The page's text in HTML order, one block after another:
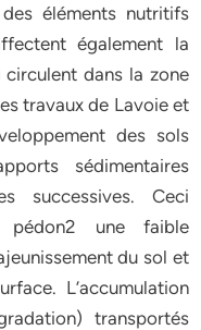
éléments nutritifs
également la
dans la zone
travaux de Lavoie et
des sols
sédimentaires
successives. Ceci
pédon2 une faible
du sol et
L’accumulation
transportés